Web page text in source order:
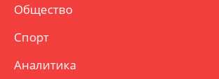
Общество
Спорт
Аналитика